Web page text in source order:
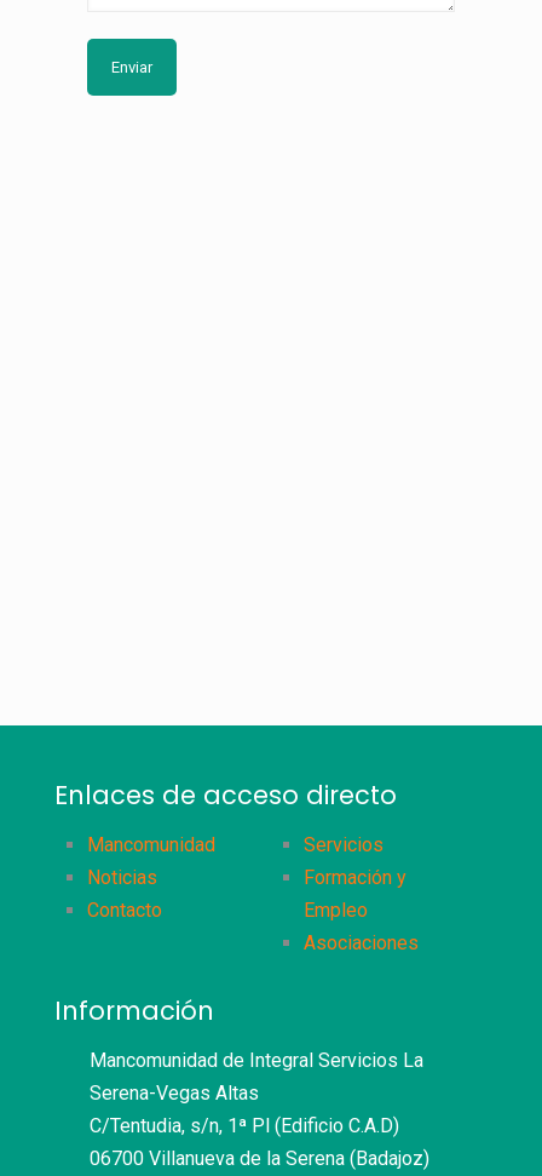
Enlaces de acceso directo
Mancomunidad
Noticias
Contacto
Servicios
Formación y
Empleo
Asociaciones
Información
Mancomunidad de Integral Servicios La
Serena-Vegas Altas
C/Tentudia, s/n, 1ª Pl (Edificio C.A.D)
06700 Villanueva de la Serena (Badajoz)